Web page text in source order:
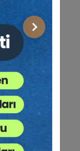
Sonraki